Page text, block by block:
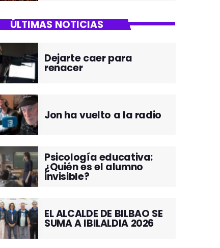
ÚLTIMAS NOTICIAS
Dejarte caer para
renacer
Jon ha vuelto a la radio
Psicología educativa:
¿Quién es el alumno
invisible?
EL ALCALDE DE BILBAO SE
SUMA A IBILALDIA 2026